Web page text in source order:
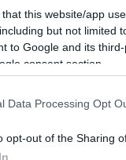
that this website/app
but not limited
to Google and its
consent section.
Data Processing Opt
opt-out of the Sharing
A darabban a Tót
Márdirosz Ágnes és
őrnagy szerepében
postást Vass
Fekete Bernadetta
A Tótékból nemrég